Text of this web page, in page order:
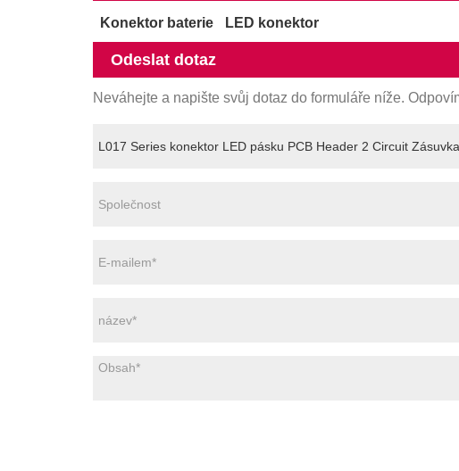
Konektor baterie LED konektor
Odeslat dotaz
Neváhejte a napište svůj dotaz do formuláře níže.